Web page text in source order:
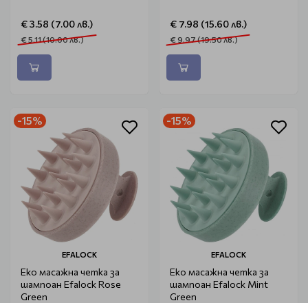
€ 3.58 (7.00 лв.)
€ 5.11 (10.00 лв.)
€ 7.98 (15.60 лв.)
€ 9.97 (19.50 лв.)
-15%
EFALOCK
Еко масажна четка за
шампоан Efalock Rose
Green
-15%
EFALOCK
Еко масажна четка за
шампоан Efalock Mint
Green